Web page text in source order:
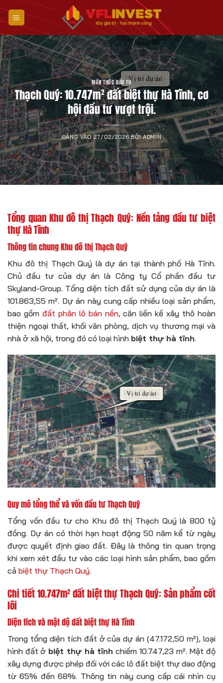
qua
nội
dung
KIẾN THỨC ĐẦU TƯ
Thạch Quý: 10.747m² đất biệt thự Hà Tĩnh, cơ
hội đầu tư vượt trội.
ĐĂNG VÀO27/02/2026 BỞIADMIN
Tổng quan Khu đô thị Thạch Quý: Nền tảng đầu tư biệt
thự Hà Tĩnh
Thông tin chung Khu đô thị Thạch Quý
Khu đô thị Thạch Quý là dự án tại thành phố Hà Tĩnh.
Chủ đầu tư của dự án là Công ty Cổ phần đầu tư
Skyland-Group. Tổng diện tích đất sử dụng của dự án là
101.863,55 m². Dự án này cung cấp nhiều loại sản phẩm,
bao gồm đất phân lô bán nền, căn liền kề xây thô hoàn
thiện ngoại thất, khối văn phòng, dịch vụ thương mại và
nhà ở xã hội, trong đó có loại hình biệt thự hà tĩnh.
Quy mô tổng thể và vốn đầu tư Thạch Quý
Tổng vốn đầu tư cho Khu đô thị Thạch Quý là 800 tỷ
đồng. Dự án có thời hạn hoạt động 50 năm kể từ ngày
được quyết định giao đất. Đây là thông tin quan trọng
khi xem xét đầu tư vào các loại hình sản phẩm, bao gồm
cả biệt thự Thạch Quý.
Chi tiết 10.747m² đất biệt thự Thạch Quý: Sản phẩm cốt
lõi
Diện tích và mật độ đất biệt thự Hà Tĩnh
Trong tổng diện tích đất ở của dự án (47.172,50 m²), loại
hình đất ở biệt thự hà tĩnh chiếm 10.747,23 m². Mật độ
xây dựng được phép đối với các lô đất biệt thự dao động
từ 65% đến 68%. Thông tin này cung cấp cái nhìn cụ